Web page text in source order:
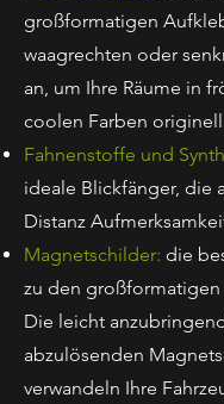
großformatigen
waagrechten oder
an, um Ihre Räume in
coolen Farben
Fahnenstoffe und
ideale Blickfänger, die
Distanz
Magnetschilder: die
zu den
Die leicht
abzulösenden
verwandeln Ihre